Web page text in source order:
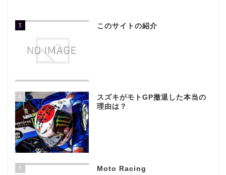
3 このサイトの紹介
4
スズキがモトGP撤退した本当の
理由は？
5 Moto Racing